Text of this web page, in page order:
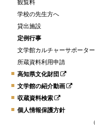
観覧料
学校の先生方へ
貸出施設
定例行事
文学館カルチャーサポーター
所蔵資料利用申請
高知県文化財団
文学館の紹介動画
収蔵資料検索
個人情報保護方針